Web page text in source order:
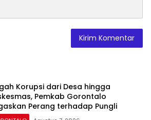
Korupsi dari Desa hingga
Pemkab Gorontalo
Perang terhadap Pungli